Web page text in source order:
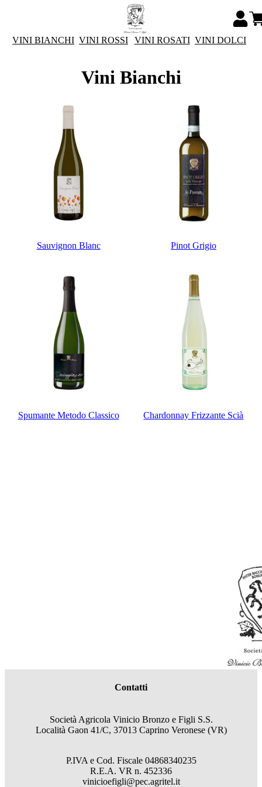
VINI BIANCHI VINI ROSSI VINI ROSATI VINI DOLCI
Vini Bianchi
Sauvignon Blanc Pinot Grigio
Spumante Metodo Classico Chardonnay Frizzante Scià
Contatti
Società Agricola Vinicio Bronzo e Figli S.S.
Località Gaon 41/C, 37013 Caprino Veronese (VR)
P.IVA e Cod. Fiscale 04868340235
R.E.A. VR n. 452336
vinicioefigli@pec.agritel.it